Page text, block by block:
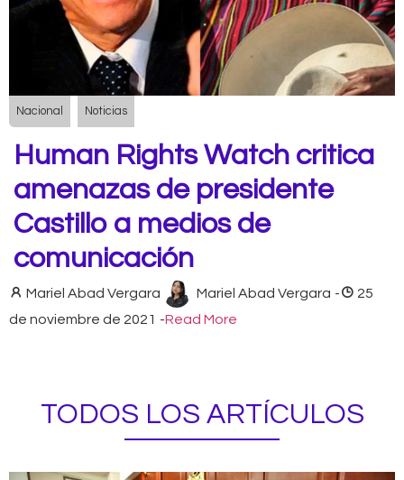
Nacional Noticias
Human Rights Watch critica
amenazas de presidente
Castillo a medios de
comunicación
Mariel Abad Vergara Mariel Abad Vergara -
25
de noviembre de 2021 -Read More
TODOS LOS ARTÍCULOS